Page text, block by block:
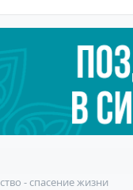
- спасение жизни